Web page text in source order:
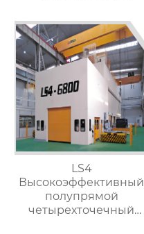
приспособленная для
латунного клапана
LS4
Высокоэффективный
полупрямой
четырехточечный